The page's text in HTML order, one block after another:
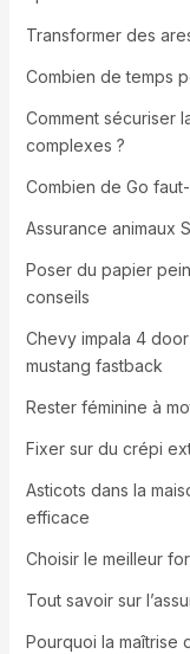
Transformer des
Combien de temps
Comment sécuriser
complexes ?
Combien de Go
Assurance animaux
Poser du papier
conseils
Chevy impala 4
mustang fastback
Rester féminine à
Fixer sur du crépi
Asticots dans la
efficace
Choisir le meilleur
Tout savoir sur
Pourquoi la maîtrise